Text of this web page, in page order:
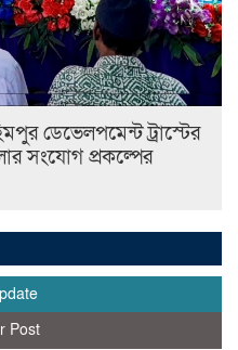
ডেভেলপমেন্ট ট্রাস্টের
সংযোগ প্রকল্পের
Post